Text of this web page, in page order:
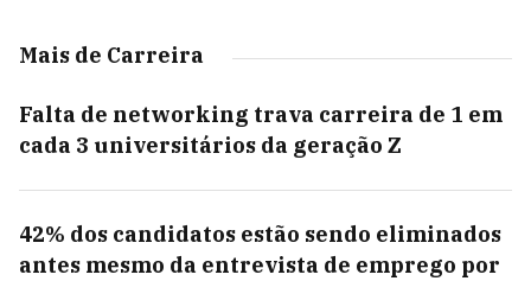
Mais de Carreira
Falta de networking trava carreira de 1 em
cada 3 universitários da geração Z
42% dos candidatos estão sendo eliminados
antes mesmo da entrevista de emprego por